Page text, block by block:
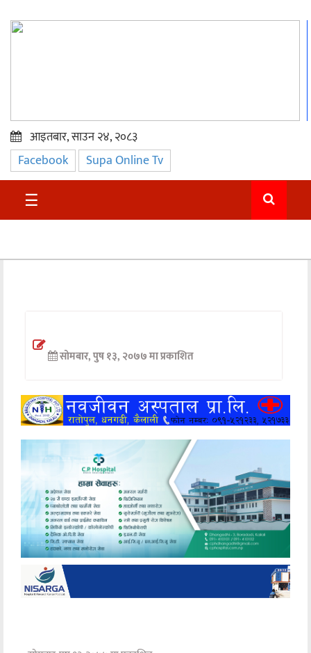
प्रमुख
समाचार
सुदुर
अन्तर्वार्ता
खेलकुद
मनोरञ्जन
अन्य
आइतबार, साउन २४, २०८३
Facebook Supa Online Tv
☰
सोमबार, पुष १३, २०७७ मा प्रकाशित